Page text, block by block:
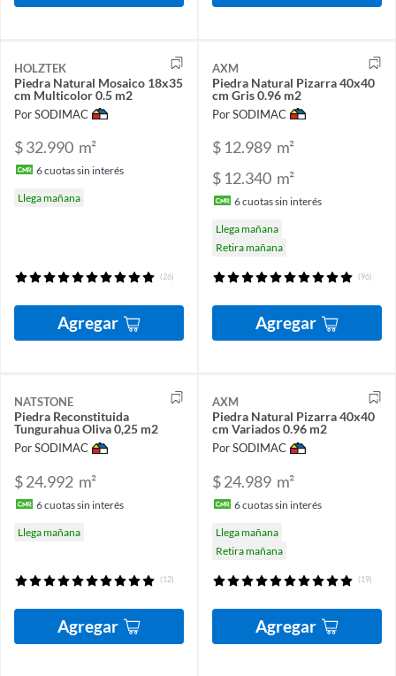
HOLZTEK
Piedra Natural Mosaico 18x35
cm Multicolor 0.5 m2
Por SODIMAC
$ 32.990 m²
6cuotas sin interés
Llega mañana
(26)
Agregar
AXM
Piedra Natural Pizarra 40x40
cm Gris 0.96 m2
Por SODIMAC
$ 12.989 m²
$ 12.340 m²
6cuotas sin interés
Llega mañana
Retira mañana
(96)
Agregar
NATSTONE
Piedra Reconstituida
Tungurahua Oliva 0,25 m2
Por SODIMAC
$ 24.992 m²
6cuotas sin interés
Llega mañana
(12)
Agregar
AXM
Piedra Natural Pizarra 40x40
cm Variados 0.96 m2
Por SODIMAC
$ 24.989 m²
6cuotas sin interés
Llega mañana
Retira mañana
(19)
Agregar